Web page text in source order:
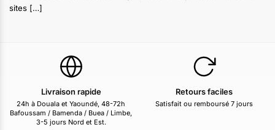
sites […]
Livraison rapide
24h à Douala et Yaoundé, 48-72h
Bafoussam / Bamenda / Buea / Limbe,
3-5 jours Nord et Est.
Retours faciles
Satisfait ou remboursé 7 jours